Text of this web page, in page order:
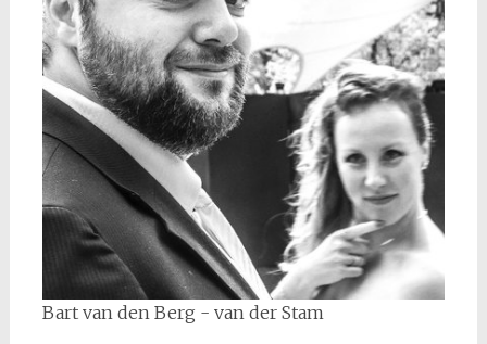
Bart van den Berg - van der Stam